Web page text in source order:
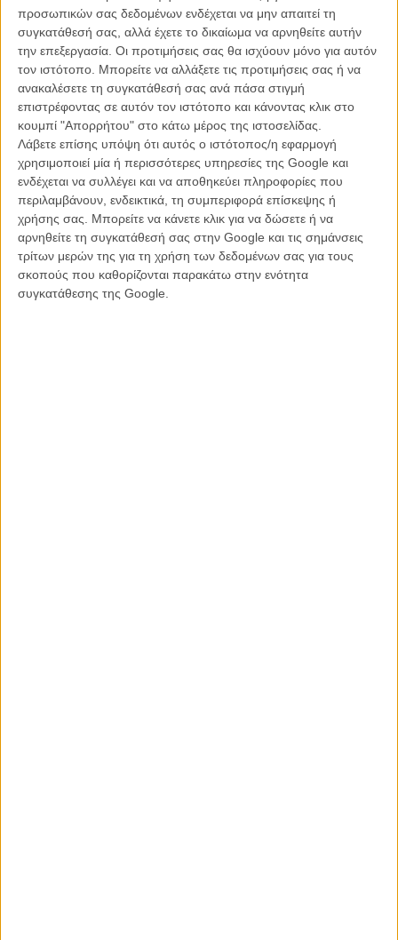
προσωπικών σας δεδομένων ενδέχεται να μην απαιτεί τη
συγκατάθεσή σας, αλλά έχετε το δικαίωμα να αρνηθείτε αυτήν
την επεξεργασία. Οι προτιμήσεις σας θα ισχύουν μόνο για αυτόν
τον ιστότοπο. Μπορείτε να αλλάξετε τις προτιμήσεις σας ή να
ανακαλέσετε τη συγκατάθεσή σας ανά πάσα στιγμή
επιστρέφοντας σε αυτόν τον ιστότοπο και κάνοντας κλικ στο
κουμπί "Απορρήτου" στο κάτω μέρος της ιστοσελίδας.
Λάβετε επίσης υπόψη ότι αυτός ο ιστότοπος/η εφαρμογή
χρησιμοποιεί μία ή περισσότερες υπηρεσίες της Google και
ενδέχεται να συλλέγει και να αποθηκεύει πληροφορίες που
περιλαμβάνουν, ενδεικτικά, τη συμπεριφορά επίσκεψης ή
χρήσης σας. Μπορείτε να κάνετε κλικ για να δώσετε ή να
αρνηθείτε τη συγκατάθεσή σας στην Google και τις σημάνσεις
τρίτων μερών της για τη χρήση των δεδομένων σας για τους
σκοπούς που καθορίζονται παρακάτω στην ενότητα
συγκατάθεσης της Google.